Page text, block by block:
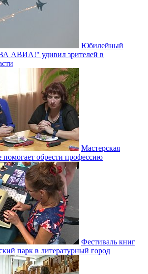
Юбилейный
АВИА!" удивил зрителей в
Мастерская
помогает обрести профессию
Фестиваль книг
парк в литературный город